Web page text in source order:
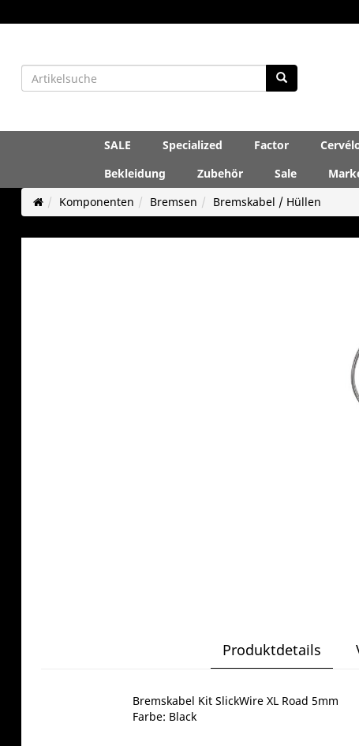
SALE Specialized Factor
Bekleidung
Zubehör Sale
Komponenten
Bremsen Bremskabel / Hüllen
Produktdetails
Bremskabel Kit SlickWire XL Road 5mm
Farbe: Black